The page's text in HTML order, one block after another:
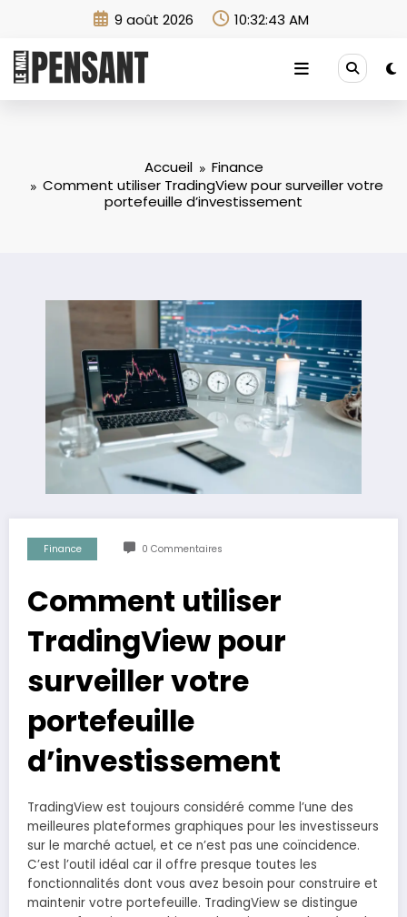
9 août 2026 10:32:44 AM
Accueil
Finance
Comment utiliser TradingView pour surveiller votre
portefeuille d’investissement
Finance 0 Commentaires
Comment utiliser
TradingView pour
surveiller votre
portefeuille
d’investissement
TradingView est toujours considéré comme l’une des
meilleures plateformes graphiques pour les investisseurs
sur le marché actuel, et ce n’est pas une coïncidence.
C’est l’outil idéal car il offre presque toutes les
fonctionnalités dont vous avez besoin pour construire et
maintenir votre portefeuille. TradingView se distingue